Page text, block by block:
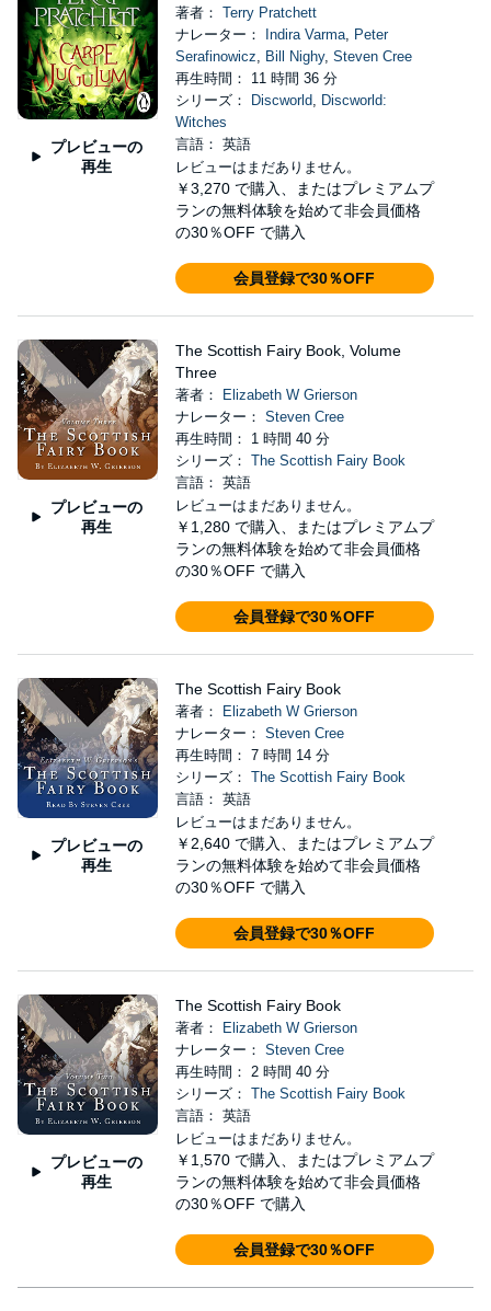
プレビューの
再生
著者： Terry Pratchett
ナレーター：
Indira Varma, Peter
Serafinowicz, Bill Nighy, Steven Cree
再生時間： 11 時間 36 分
シリーズ：
Discworld, Discworld:
Witches
言語： 英語
レビューはまだありません。
￥3,270 で購入、またはプレミアムプ
ランの無料体験を始めて非会員価格
の30％OFF で購入
会員登録で30％OFF
プレビューの
再生
The Scottish Fairy Book, Volume
Three
著者：
Elizabeth W Grierson
ナレーター： Steven Cree
再生時間： 1 時間 40 分
シリーズ： The Scottish Fairy Book
言語： 英語
レビューはまだありません。
￥1,280 で購入、またはプレミアムプ
ランの無料体験を始めて非会員価格
の30％OFF で購入
会員登録で30％OFF
プレビューの
再生
The Scottish Fairy Book
著者：
Elizabeth W Grierson
ナレーター： Steven Cree
再生時間： 7 時間 14 分
シリーズ： The Scottish Fairy Book
言語： 英語
レビューはまだありません。
￥2,640 で購入、またはプレミアムプ
ランの無料体験を始めて非会員価格
の30％OFF で購入
会員登録で30％OFF
プレビューの
再生
The Scottish Fairy Book
著者：
Elizabeth W Grierson
ナレーター： Steven Cree
再生時間： 2 時間 40 分
シリーズ： The Scottish Fairy Book
言語： 英語
レビューはまだありません。
￥1,570 で購入、またはプレミアムプ
ランの無料体験を始めて非会員価格
の30％OFF で購入
会員登録で30％OFF